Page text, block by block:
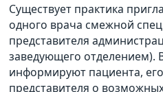
Существует практика
одного врача смежной
представителя
заведующего отделением).
информируют пациента,
представителя о